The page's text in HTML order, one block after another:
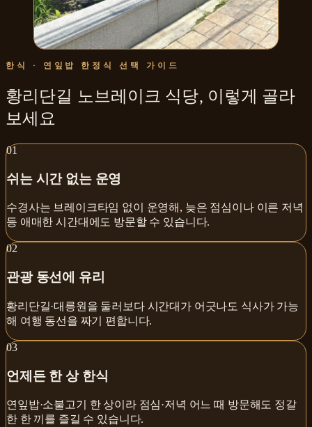
한식 · 연잎밥 한정식 선택 가이드
황리단길 노브레이크 식당, 이렇게 골라
보세요
01
쉬는 시간 없는 운영
수경사는 브레이크타임 없이 운영해, 늦은 점심이나 이른 저녁
등 애매한 시간대에도 방문할 수 있습니다.
02
관광 동선에 유리
황리단길·대릉원을 둘러보다 시간대가 어긋나도 식사가 가능
해 여행 동선을 짜기 편합니다.
03
언제든 한 상 한식
연잎밥·소불고기 한 상이라 점심·저녁 어느 때 방문해도 정갈
한 한 끼를 즐길 수 있습니다.